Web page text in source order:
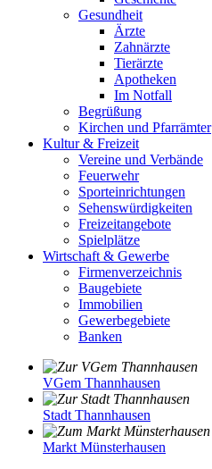
Gesundheit
Ärzte
Zahnärzte
Tierärzte
Apotheken
Im Notfall
Begrüßung
Kirchen und Pfarrämter
Kultur & Freizeit
Vereine und Verbände
Feuerwehr
Sporteinrichtungen
Sehenswürdigkeiten
Freizeitangebote
Spielplätze
Wirtschaft & Gewerbe
Firmenverzeichnis
Baugebiete
Immobilien
Gewerbegebiete
Banken
VGem Thannhausen
Stadt Thannhausen
Markt Münsterhausen